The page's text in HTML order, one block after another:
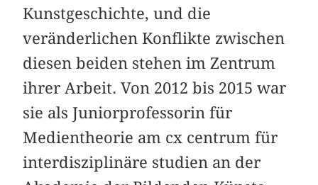
Kunstgeschichte, und die
veränderlichen Konflikte zwischen
diesen beiden stehen im Zentrum
ihrer Arbeit. Von 2012 bis 2015 war
sie als Juniorprofessorin für
Medientheorie am cx centrum für
interdisziplinäre studien an der